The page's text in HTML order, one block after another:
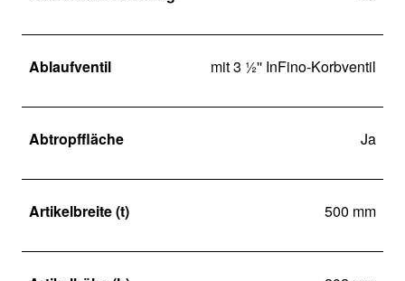
Ablaufventil mit 3 ½'' InFino-Korbventil
Abtropffläche Ja
Artikelbreite (t) 500 mm